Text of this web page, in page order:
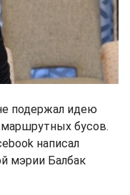
подержал идею
бусов.
написал
мэрии Балбак